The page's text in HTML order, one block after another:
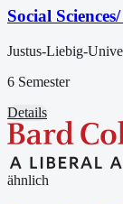
Social
Justus-Liebig-
6 Semester
Details
ähnlich